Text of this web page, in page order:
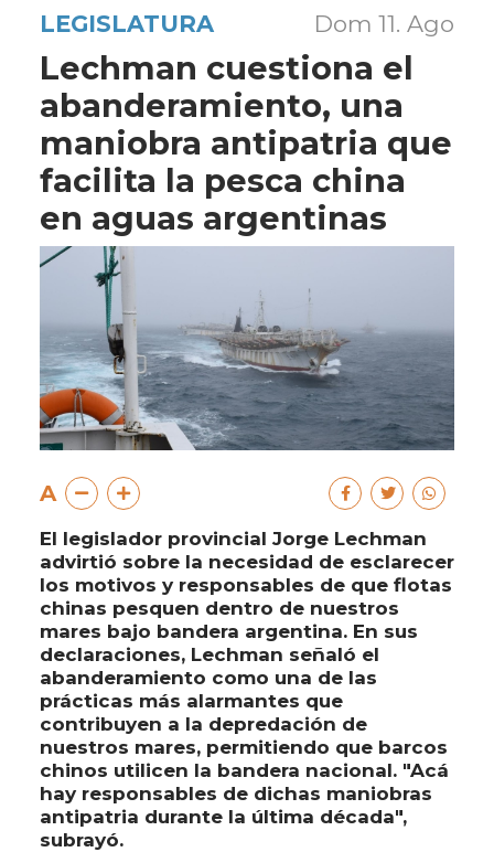
LEGISLATURA Dom 11. Ago
Lechman cuestiona el
abanderamiento, una
maniobra antipatria que
facilita la pesca china
en aguas argentinas
A
El legislador provincial Jorge Lechman
advirtió sobre la necesidad de esclarecer
los motivos y responsables de que flotas
chinas pesquen dentro de nuestros
mares bajo bandera argentina. En sus
declaraciones, Lechman señaló el
abanderamiento como una de las
prácticas más alarmantes que
contribuyen a la depredación de
nuestros mares, permitiendo que barcos
chinos utilicen la bandera nacional. "Acá
hay responsables de dichas maniobras
antipatria durante la última década",
subrayó.